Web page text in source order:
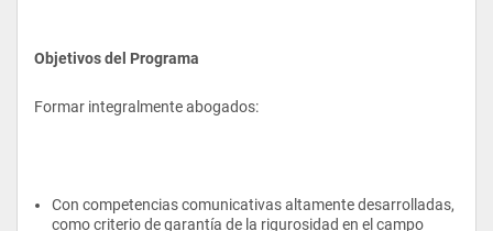
Objetivos del Programa
Formar integralmente abogados:
Con competencias comunicativas altamente desarrolladas,
como criterio de garantía de la rigurosidad en el campo